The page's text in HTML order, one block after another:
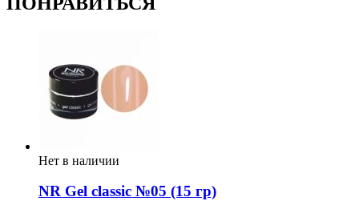
Нет в наличии
NR Gel classic №05 (15 гр)